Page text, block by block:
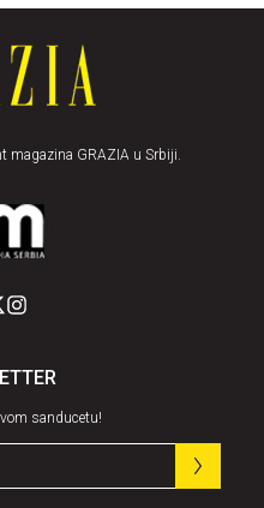
magazina GRAZIA u Srbiji.
sanducetu!